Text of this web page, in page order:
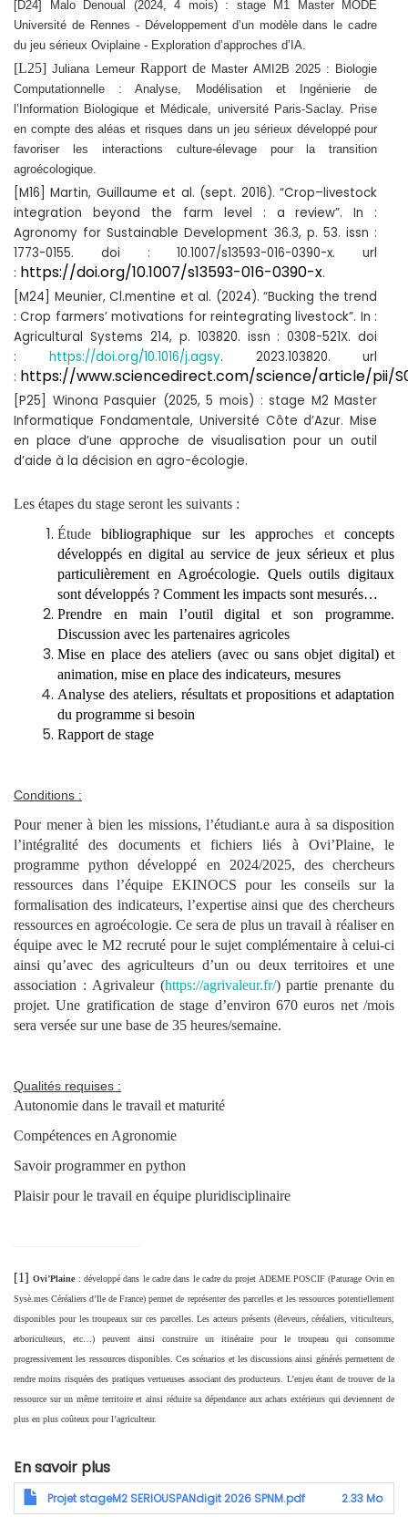
[D24] Malo Denoual (2024, 4 mois) : stage M1 Master MODE
Université de Rennes - Développement d’un modèle dans le cadre
du jeu sérieux Oviplaine - Exploration d’approches d’IA.
[L25]Juliana LemeurRapport de Master AMI2B 2025 : Biologie
Computationnelle : Analyse, Modélisation et Ingénierie de
l’Information Biologique et Médicale, université Paris-Saclay. Prise
en compte des aléas et risques dans un jeu sérieux développé pour
favoriser les interactions culture-élevage pour la transition
agroécologique.
[M16] Martin, Guillaume et al. (sept. 2016). “Crop–livestock
integration beyond the farm level : a review”. In :
Agronomy for Sustainable Development 36.3, p. 53. issn :
1773-0155. doi : 10.1007/s13593-016-0390-x. url
: https://doi.org/10.1007/s13593-016-0390-x.
[M24] Meunier, Cl.mentine et al. (2024). “Bucking the trend
: Crop farmers’ motivations for reintegrating livestock”. In :
Agricultural Systems 214, p. 103820. issn : 0308-521X. doi
: https://doi.org/10.1016/j.agsy. 2023.103820. url
: https://www.sciencedirect.com/science/article/pii/
[P25] Winona Pasquier (2025, 5 mois) : stage M2 Master
Informatique Fondamentale, Université Côte d’Azur. Mise
en place d’une approche de visualisation pour un outil
d’aide à la décision en agro-écologie.
Les étapes du stage seront les suivants :
Étude bibliographique sur les approches etconcepts
développés en digital au service de jeux sérieux et plus
particulièrement en Agroécologie. Quels outils digitaux
sont développés ? Comment les impacts sont mesurés…
Prendre en main l’outil digital et son programme.
Discussion avec les partenaires agricoles
Mise en place des ateliers (avec ou sans objet digital) et
animation, mise en place des indicateurs, mesures
Analyse des ateliers, résultats et propositions et adaptation
du programme si besoin
Rapport de stage
Conditions :
Pour mener à bien les missions, l’étudiant.e aura à sa disposition
l’intégralité des documents et fichiers liés à Ovi’Plaine, le
programme python développé en 2024/2025, des chercheurs
ressources dans l’équipe EKINOCS pour les conseils sur la
formalisation des indicateurs, l’expertise ainsi que des chercheurs
ressources en agroécologie. Ce sera de plus un travail à réaliser en
équipe avec le M2 recruté pour le sujet complémentaire à celui-ci
ainsi qu’avec des agriculteurs d’un ou deux territoires et une
association : Agrivaleur (https://agrivaleur.fr/) partie prenante du
projet. Une gratification de stage d’environ 670 euros net /mois
sera versée sur une base de 35 heures/semaine.
Qualités requises :
Autonomie dans le travail et maturité
Compétences en Agronomie
Savoir programmer en python
Plaisir pour le travail en équipe pluridisciplinaire
[1] Ovi’Plaine : développé dans le cadre dans le cadre du projet ADEME POSCIF (Paturage Ovin en
Sysè.mes Céréaliers d’Ile de France) permet de représenter des parcelles et les ressources potentiellement
disponibles pour les troupeaux sur ces parcelles. Les acteurs présents (éleveurs, céréaliers, viticulteurs,
arboriculteurs, etc…) peuvent ainsi construire un itinéraire pour le troupeau qui consomme
progressivement les ressources disponibles. Ces scénarios et les discussions ainsi générés permettent de
rendre moins risquées des pratiques vertueuses associant des producteurs. L’enjeu étant de trouver de la
ressource sur un même territoire et ainsi réduire sa dépendance aux achats extérieurs qui deviennent de
plus en plus coûteux pour l’agriculteur.
En savoir plus
Projet stageM2 SERIOUSPANdigit 2026 SPNM.pdf 2.33 Mo